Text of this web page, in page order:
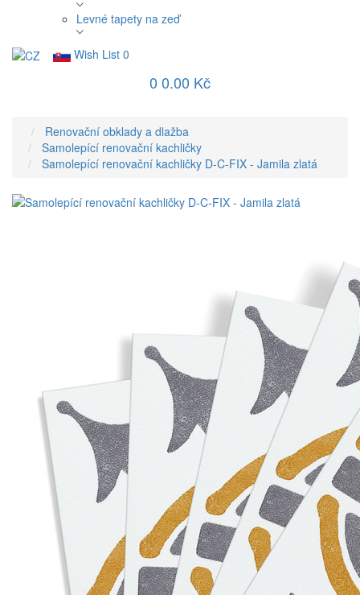
Levné tapety na zeď
Wish List 0
0 0.00 Kč
Renovační obklady a dlažba
Samolepící renovační kachličky
Samolepící renovační kachličky D-C-FIX - Jamila zlatá